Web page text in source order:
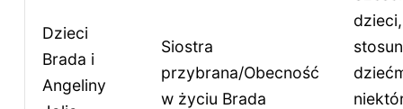
Dzieci
Brada i
Angeliny
Siostra
przybrana/Obecność
w życiu Brada